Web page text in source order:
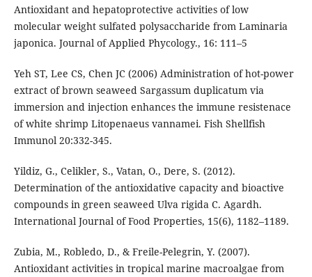
Antioxidant and hepatoprotective activities of low
molecular weight sulfated polysaccharide from Laminaria
japonica. Journal of Applied Phycology., 16: 111–5
Yeh ST, Lee CS, Chen JC (2006) Administration of hot-power
extract of brown seaweed Sargassum duplicatum via
immersion and injection enhances the immune resistenace
of white shrimp Litopenaeus vannamei. Fish Shellfish
Immunol 20:332-345.
Yildiz, G., Celikler, S., Vatan, O., Dere, S. (2012).
Determination of the antioxidative capacity and bioactive
compounds in green seaweed Ulva rigida C. Agardh.
International Journal of Food Properties, 15(6), 1182–1189.
Zubia, M., Robledo, D., & Freile-Pelegrin, Y. (2007).
Antioxidant activities in tropical marine macroalgae from